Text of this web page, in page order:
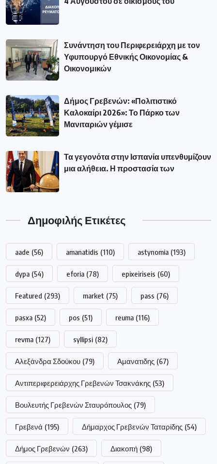
Συνάντηση του Περιφερειάρχη με τον
Υφυπουργό Εθνικής Οικονομίας &
Οικονομικών
Δήμος Γρεβενών: «Πολιτιστικό
Καλοκαίρι 2026»: Το Πάρκο των
Μανιταριών γέμισε
Τα γεγονότα στην Ισπανία υπενθυμίζουν
μια αλήθεια. Η προστασία των
Δημοφιλής Ετικέτες
aade (56) amanatidis (110) astynomia (193)
dypa (54) eforia (78) epixeiriseis (60)
Featured (293) market (75) pass (76)
pasxa (52) pos (51) reuma (116)
revma (127) syllipsi (82)
Αλεξάνδρα Σδούκου (79) Αμανατιδης (67)
Αντιπεριφερειάρχης Γρεβενών Τσακνάκης (53)
Βουλευτής Γρεβενών Σταυρόπουλος (79)
Γρεβενά (195) Δήμαρχος Γρεβενών Ταταρίδης (54)
Δήμος Γρεβενών (263) Διακοπή (98)